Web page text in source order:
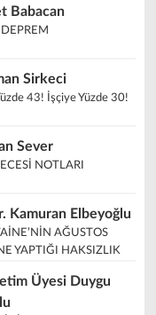
Babacan
Sirkeci
43! İşçiye Yüzde 30!
Sever
NOTLARI
Kamuran Elbeyoğlu
AĞUSTOS
YAPTIĞI HAKSIZLIK
Üyesi Duygu